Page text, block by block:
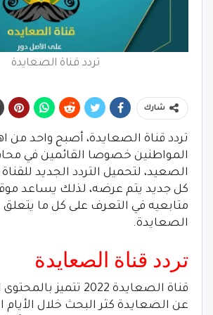
تردد قناة الصعايدة
شارك
تردد قناة الصعايدة، أصبح واحد من
المواطنين خصوصا القائمين في
الصعيد، لتحميل التردد الجديد
كل جديد يتم عرضه، لذلك يساعد
متابعيه في التعرف على كل ما يتعلق
الصعايدة.
تردد قناة الصعايدة
قناة الصعايدة 2022
عن الصعايدة كثر البحث خلال